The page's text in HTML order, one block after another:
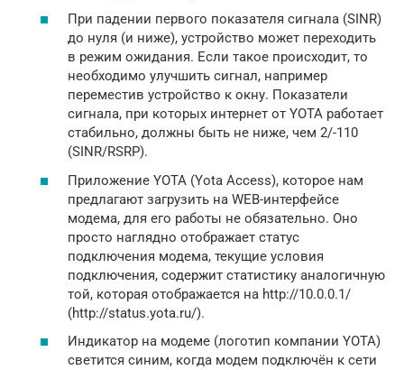
При падении первого показателя сигнала (SINR)
до нуля (и ниже), устройство может переходить
в режим ожидания. Если такое происходит, то
необходимо улучшить сигнал, например
переместив устройство к окну. Показатели
сигнала, при которых интернет от YOTA работает
стабильно, должны быть не ниже, чем 2/-110
(SINR/RSRP).
Приложение YOTA (Yota Access), которое нам
предлагают загрузить на WEB-интерфейсе
модема, для его работы не обязательно. Оно
просто наглядно отображает статус
подключения модема, текущие условия
подключения, содержит статистику аналогичную
той, которая отображается на http://10.0.0.1/
(http://status.yota.ru/).
Индикатор на модеме (логотип компании YOTA)
светится синим, когда модем подключён к сети